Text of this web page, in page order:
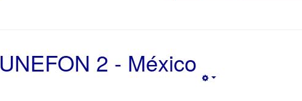
UNEFON 2 - México